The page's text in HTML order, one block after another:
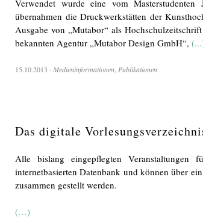
Verwendet wurde eine vom Masterstudenten
übernahmen die Druckwerkstätten der
Ausgabe von „Mutabor“ als
bekannten Agentur „Mutabor Design GmbH“,
15.10.2013 · Medieninformationen Publikationen
Das digitale
Alle bislang eingepflegten Veranstaltungen
internetbasierten Datenbank und können über
zusammen gestellt werden.
(…)